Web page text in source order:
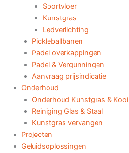
Sportvloer
Kunstgras
Ledverlichting
Pickleballbanen
Padel overkappingen
Padel & Vergunningen
Aanvraag prijsindicatie
Onderhoud
Onderhoud Kunstgras & Kooi
Reiniging Glas & Staal
Kunstgras vervangen
Projecten
Geluidsoplossingen